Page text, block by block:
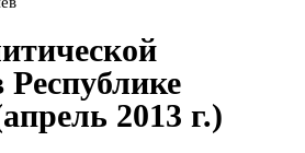
2013 г.)